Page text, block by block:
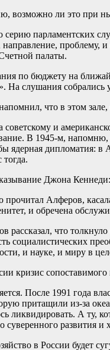
возможно ли это при
парламентских
проблему,
палаты.
по бюджету на
На слушания
что в этом
советскому и
В 1945-м, напомню,
ядерная дипломатия: в
тогда.
Джона
прочитал Алферов,
и обречена
рассказал, что
социалистических
и науке, и миру в
кризис сопоставимого
После 1991 года
притащили из-за
ликвидировать. А ту,
развития и
в России будет